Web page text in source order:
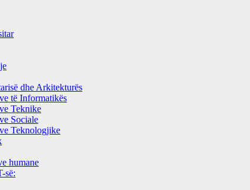
dhe Arkitekturës
të Informatikës
Teknike
Sociale
Teknologjike
humane
së: